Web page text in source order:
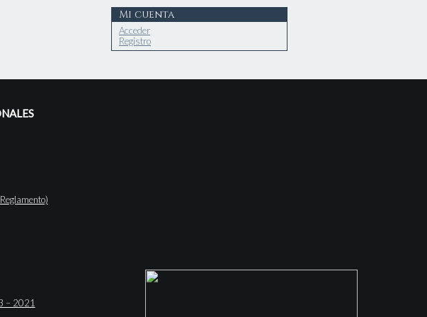
Mi cuenta
Acceder
Registro
– 2021